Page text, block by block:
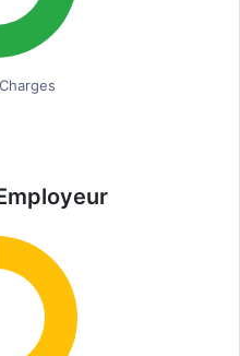
Charges